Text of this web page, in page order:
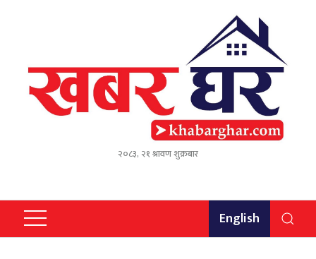
२०८३, २१ श्रावण शुक्रबार
English